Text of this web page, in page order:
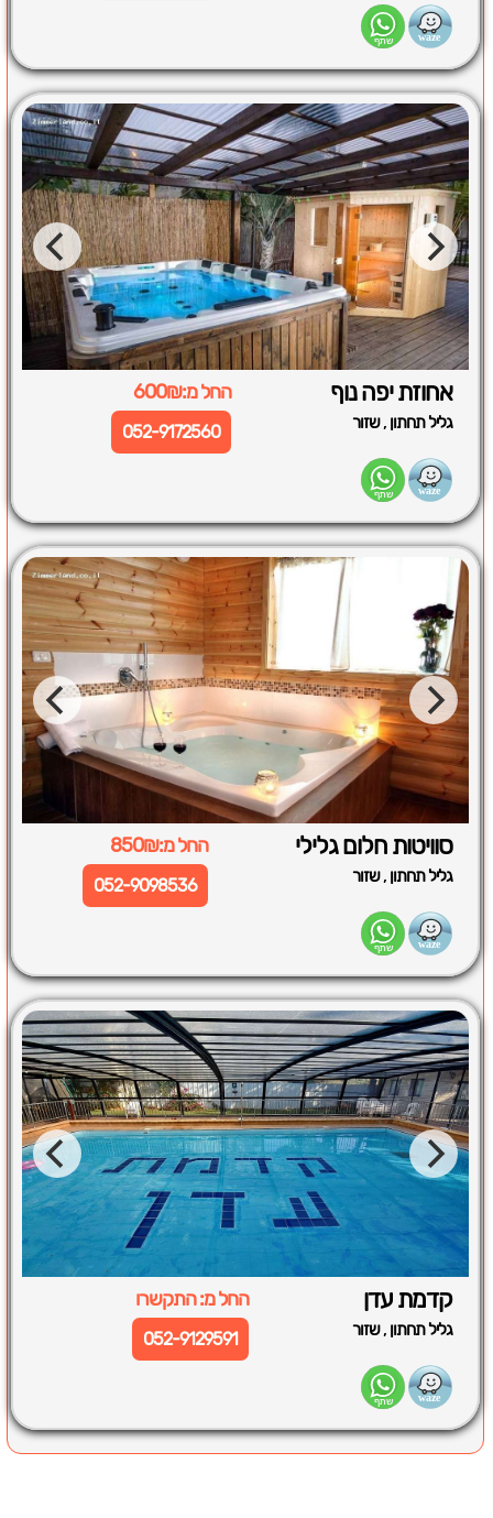
אחוזת יפה נוף החל מ:600₪
גליל תחתון ,שזור 052-9172560
סוויטות חלום גלילי החל מ:850₪
גליל תחתון ,שזור 052-9098536
קדמת עדן החל מ: התקשרו
גליל תחתון ,שזור 052-9129591